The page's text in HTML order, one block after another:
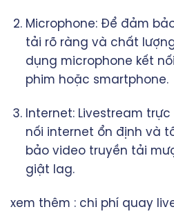
Microphone: Để đảm
tải rõ ràng và chất
dụng microphone kết
phim hoặc smartphone.
Internet: Livestream
nối internet ổn định và
bảo video truyền tải
giật lag.
xem thêm : chi phí quay